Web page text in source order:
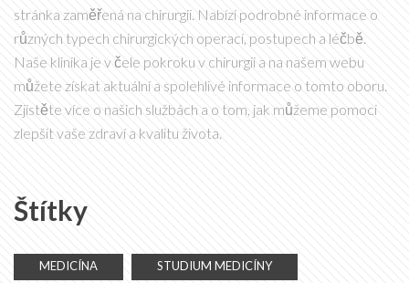
stránka zaměřená na chirurgii. Nabízí podrobné informace o
různých typech chirurgických operací, postupech a léčbě.
Naše klinika je v čele pokroku v chirurgii a na našem webu
můžete získat aktuální a spolehlivé informace o tomto oboru.
Zjistěte více o našich službách a o tom, jak můžeme pomoci
zlepšit vaše zdraví a kvalitu života.
Štítky
MEDICÍNA STUDIUM MEDICÍNY